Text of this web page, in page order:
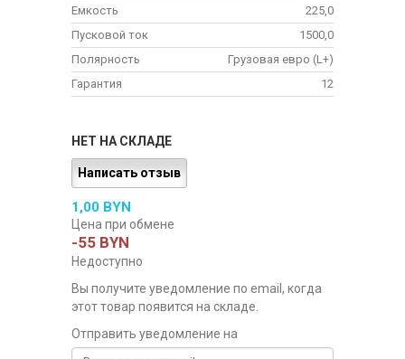
Емкость
225,0
Пусковой ток
1500,0
Полярность
Грузовая евро (L+)
Гарантия
12
НЕТ НА СКЛАДЕ
Написать отзыв
1,00 BYN
Цена при обмене
-55 BYN
Недоступно
Вы получите уведомление по email, когда
этот товар появится на складе.
Отправить уведомление на